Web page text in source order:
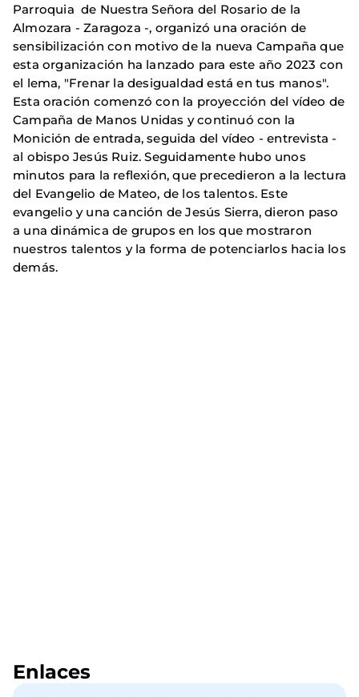
Parroquia de Nuestra Señora del Rosario de la
Almozara - Zaragoza -, organizó una oración de
sensibilización con motivo de la nueva Campaña que
esta organización ha lanzado para este año 2023 con
el lema, "Frenar la desigualdad está en tus manos".
Esta oración comenzó con la proyección del vídeo de
Campaña de Manos Unidas y continuó con la
Monición de entrada, seguida del vídeo - entrevista -
al obispo Jesús Ruiz. Seguidamente hubo unos
minutos para la reflexión, que precedieron a la lectura
del Evangelio de Mateo, de los talentos. Este
evangelio y una canción de Jesús Sierra, dieron paso
a una dinámica de grupos en los que mostraron
nuestros talentos y la forma de potenciarlos hacia los
demás.
Enlaces